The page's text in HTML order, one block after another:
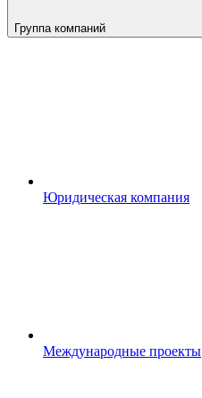
Группа компаний
Юридическая компания
Международные проекты